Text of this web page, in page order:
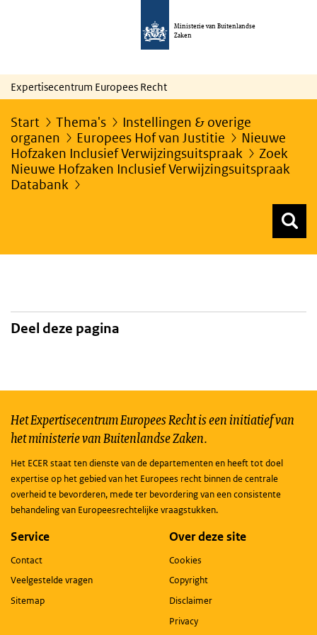
Ministerie van Buitenlandse
Zaken
Expertisecentrum Europees Recht
Start Thema's
Instellingen & overige
organen
Europees Hof van Justitie
Nieuwe
Hofzaken Inclusief Verwijzingsuitspraak
Zoek
Nieuwe Hofzaken Inclusief Verwijzingsuitspraak
Databank
Deel deze pagina
Het Expertisecentrum Europees Recht is een initiatief van
het ministerie van Buitenlandse Zaken.
Het ECER staat ten dienste van de departementen en heeft tot doel
expertise op het gebied van het Europees recht binnen de centrale
overheid te bevorderen, mede ter bevordering van een consistente
behandeling van Europeesrechtelijke vraagstukken.
Service
Contact
Veelgestelde vragen
Sitemap
Over deze site
Cookies
Copyright
Disclaimer
Privacy